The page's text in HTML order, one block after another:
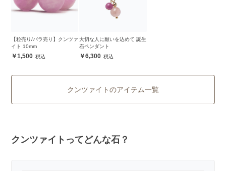
【粒売り/バラ売り】クンツァ
イト 10mm
1,500
大切な人に願いを込めて 誕生
石ペンダント
6,300
クンツァイトのアイテム一覧
クンツァイトってどんな石？